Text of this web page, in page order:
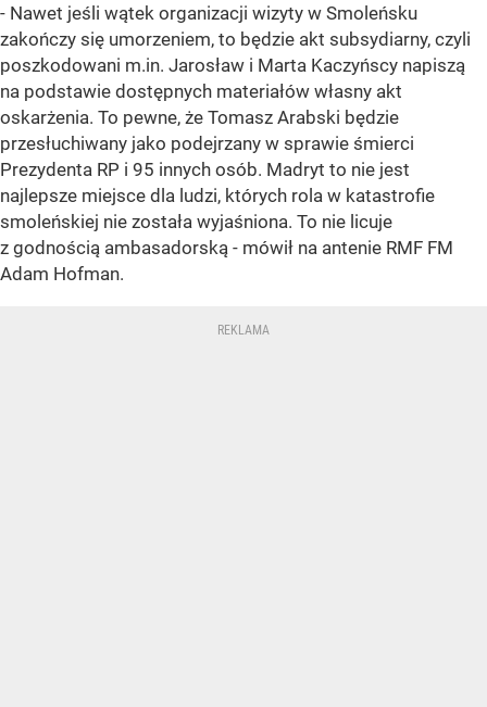
- Nawet jeśli wątek organizacji wizyty w Smoleńsku
zakończy się umorzeniem, to będzie akt subsydiarny, czyli
poszkodowani m.in. Jarosław i Marta Kaczyńscy napiszą
na podstawie dostępnych materiałów własny akt
oskarżenia. To pewne, że Tomasz Arabski będzie
przesłuchiwany jako podejrzany w sprawie śmierci
Prezydenta RP i 95 innych osób. Madryt to nie jest
najlepsze miejsce dla ludzi, których rola w katastrofie
smoleńskiej nie została wyjaśniona. To nie licuje
z godnością ambasadorską - mówił na antenie RMF FM
Adam Hofman.